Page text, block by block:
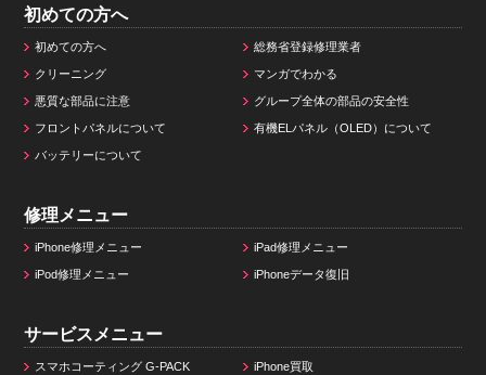
初めての方へ
初めての方へ 総務省登録修理業者
クリーニング マンガでわかる
悪質な部品に注意 グループ全体の部品の安全性
フロントパネルについて 有機ELパネル（OLED）について
バッテリーについて
修理メニュー
iPhone修理メニュー iPad修理メニュー
iPod修理メニュー iPhoneデータ復旧
サービスメニュー
スマホコーティング G-PACK
iPhone買取